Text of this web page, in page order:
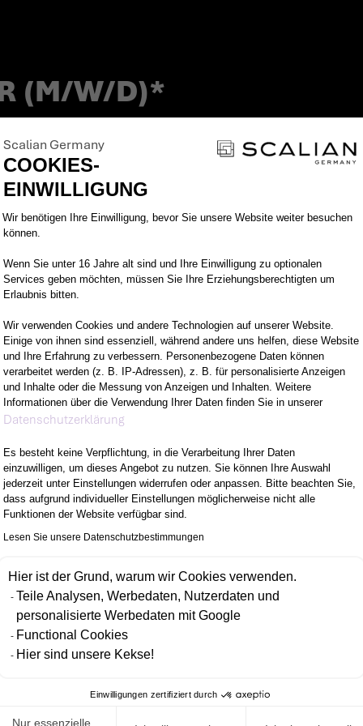
(M/W/D)*
Bei Scalian Germany stehen die
Themen, bringen uns proaktiv ein und geben
feiern wir unsere kleinen und großen
uns gegenseitig. Schaffe einen echten
einzubringen und zu vertiefen,
andere zu inspirieren und zu motivieren.
VORHABEN
KANNST
WOMIT DU
WER WIR SIND
der Gleichbehandlung und Nichtdiskriminierung. Die
Alter, Herkunft, persönliche Interessen, Religion,
Bereicherung. Diskriminierendes Verhalten wird von uns
die Unterzeichnung der Charta der Vielfalt bekräftigt.
Scalian Germany
COOKIES-
EINWILLIGUNG
Einwilligungsmanagementplattform:
Wir benötigen Ihre Einwilligung, bevor Sie unsere Website weiter besuchen
können.
Wenn Sie unter 16 Jahre alt sind und Ihre Einwilligung zu optionalen
Services geben möchten, müssen Sie Ihre Erziehungsberechtigten um
Erlaubnis bitten.
Wir verwenden Cookies und andere Technologien auf unserer Website.
Einige von ihnen sind essenziell, während andere uns helfen, diese Website
und Ihre Erfahrung zu verbessern. Personenbezogene Daten können
verarbeitet werden (z. B. IP-Adressen), z. B. für personalisierte Anzeigen
und Inhalte oder die Messung von Anzeigen und Inhalten. Weitere
Informationen über die Verwendung Ihrer Daten finden Sie in unserer
Datenschutzerklärung
Es besteht keine Verpflichtung, in die Verarbeitung Ihrer Daten
einzuwilligen, um dieses Angebot zu nutzen. Sie können Ihre Auswahl
jederzeit unter Einstellungen widerrufen oder anpassen. Bitte beachten Sie,
dass aufgrund individueller Einstellungen möglicherweise nicht alle
Funktionen der Website verfügbar sind.
Lesen Sie unsere Datenschutzbestimmungen
Hier ist der Grund, warum wir Cookies verwenden.
Teile Analysen, Werbedaten, Nutzerdaten und
personalisierte Werbedaten mit Google
Functional Cookies
Hier sind unsere Kekse!
Einwilligungen zertifiziert durch
Nur essenzielle
Axeptio consent